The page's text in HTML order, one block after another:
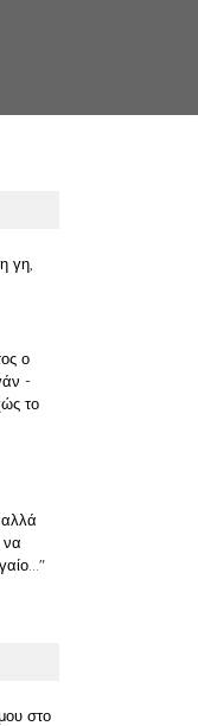
γη,
ο
-
το
να
στο